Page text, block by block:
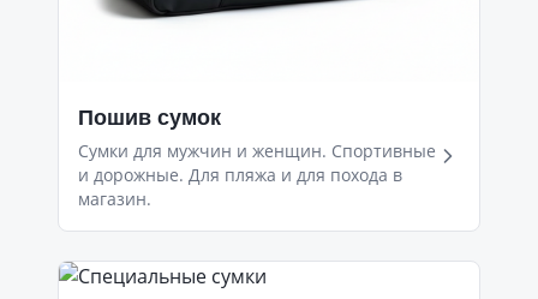
Пошив сумок
Сумки для мужчин и женщин. Спортивные
и дорожные. Для пляжа и для похода в
магазин.